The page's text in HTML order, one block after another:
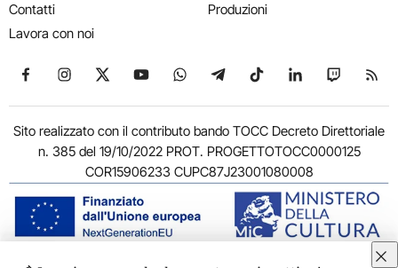
Contatti
Lavora con noi
Produzioni
Seguici su Facebook
Seguici su Instagram
Seguici su X
Seguici su YouTube
Seguici su WhatsApp
Seguici su Telegram
Seguici su TikTok
Seguici su
Seguici
Sito realizzato con il contributo bando TOCC Decreto Direttoriale
n. 385 del 19/10/2022 PROT. PROGETTOTOCC0000125
COR15906233 CUPC87J23001080008